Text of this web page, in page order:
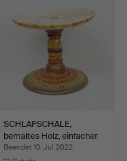
SCHLAFSCHALE,
bemaltes Holz, einfacher
Man…
Beendet 10. Jul 2022